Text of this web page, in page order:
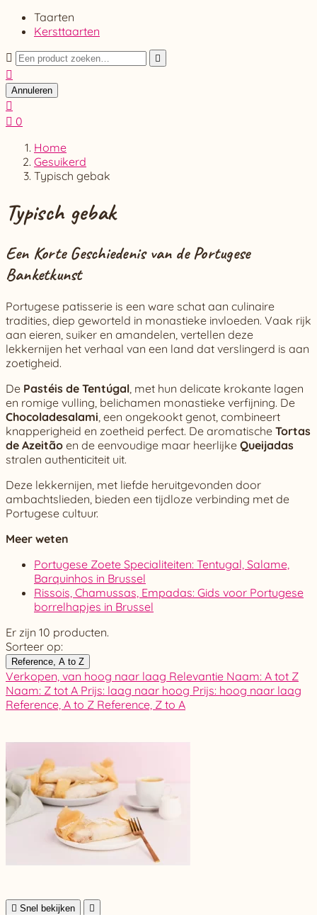
Taarten
Kersttaarten



Annuleren

 0
Home
Gesuikerd
Typisch gebak
Typisch gebak
Een Korte Geschiedenis van de Portugese
Banketkunst
Portugese patisserie is een ware schat aan culinaire
tradities, diep geworteld in monastieke invloeden. Vaak rijk
aan eieren, suiker en amandelen, vertellen deze
lekkernijen het verhaal van een land dat verslingerd is aan
zoetigheid.
De Pastéis de Tentúgal , met hun delicate krokante lagen
en romige vulling, belichamen monastieke verfijning. De
Chocoladesalami , een ongekookt genot, combineert
knapperigheid en zoetheid perfect. De aromatische Tortas
de Azeitão en de eenvoudige maar heerlijke Queijadas
stralen authenticiteit uit.
Deze lekkernijen, met liefde heruitgevonden door
ambachtslieden, bieden een tijdloze verbinding met de
Portugese cultuur.
Meer weten
Portugese Zoete Specialiteiten: Tentugal, Salame,
Barquinhos in Brussel
Rissois, Chamussas, Empadas: Gids voor Portugese
borrelhapjes in Brussel
Er zijn 10 producten.
Sorteer op:
Reference, A to Z
Verkopen, van hoog naar laag Relevantie Naam: A tot Z
Naam: Z tot A Prijs: laag naar hoog Prijs: hoog naar laag
Reference, A to Z Reference, Z to A
 Snel bekijken 